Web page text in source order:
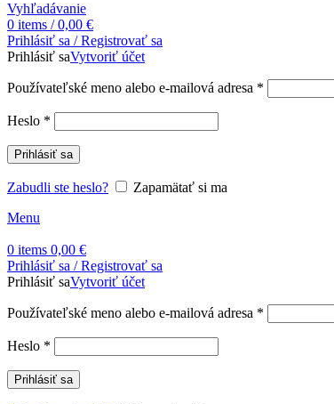
Vyhľadávanie
0 items / 0,00 €
Prihlásiť sa / Registrovať sa
Prihlásiť saVytvoriť účet
Používateľské meno alebo e-mailová adresa *
Heslo *
Prihlásiť sa
Zabudli ste heslo?
Zapamätať si ma
Menu
0 items 0,00 €
Prihlásiť sa / Registrovať sa
Prihlásiť saVytvoriť účet
Používateľské meno alebo e-mailová adresa *
Heslo *
Prihlásiť sa